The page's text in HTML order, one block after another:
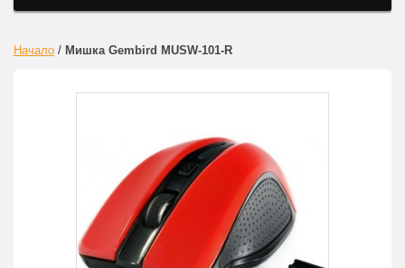
Начало / Мишка Gembird MUSW-101-R